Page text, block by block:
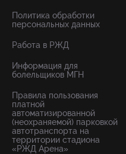
Политика обработки
персональных данных
Работа в РЖД
Информация для
болельщиков МГН
Правила пользования
платной
автоматизированной
(неохраняемой) парковкой
автотранспорта на
территории стадиона
«РЖД Арена»